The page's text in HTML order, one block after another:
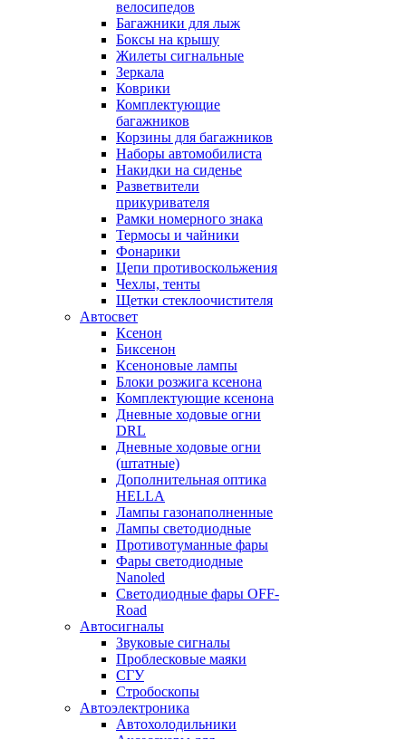
велосипедов
Багажники для лыж
Боксы на крышу
Жилеты сигнальные
Зеркала
Коврики
Комплектующие
багажников
Корзины для багажников
Наборы автомобилиста
Накидки на сиденье
Разветвители
прикуривателя
Рамки номерного знака
Термосы и чайники
Фонарики
Цепи противоскольжения
Чехлы, тенты
Щетки стеклоочистителя
Автосвет
Ксенон
Биксенон
Ксеноновые лампы
Блоки розжига ксенона
Комплектующие ксенона
Дневные ходовые огни
DRL
Дневные ходовые огни
(штатные)
Дополнительная оптика
HELLA
Лампы газонаполненные
Лампы светодиодные
Противотуманные фары
Фары светодиодные
Nanoled
Светодиодные фары OFF-
Road
Автосигналы
Звуковые сигналы
Проблесковые маяки
СГУ
Стробоскопы
Автоэлектроника
Автохолодильники